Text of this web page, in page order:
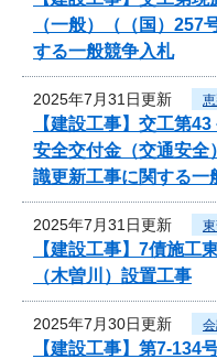
（一般）（（国）
する一般競争入札
2025年7月31日更新
【建設工事】交工第
安全交付金（交通安
識更新工事に関する一
2025年7月31日更新
【建設工事】7債施工
（木曽川）設置工事
2025年7月30日更新
【建設工事】第7-134